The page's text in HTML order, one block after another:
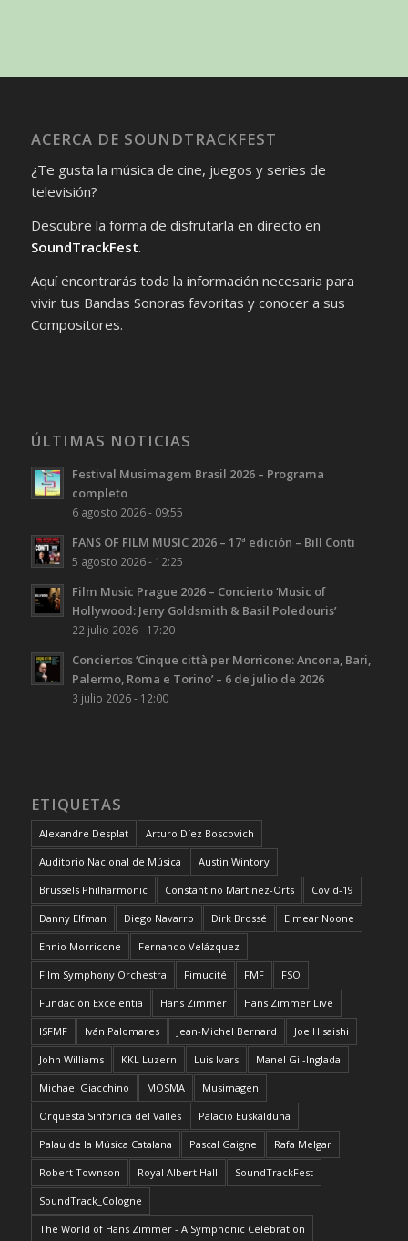
ACERCA DE SOUNDTRACKFEST
¿Te gusta la música de cine, juegos y series de
televisión?
Descubre la forma de disfrutarla en directo en
SoundTrackFest.
Aquí encontrarás toda la información necesaria para
vivir tus Bandas Sonoras favoritas y conocer a sus
Compositores.
ÚLTIMAS NOTICIAS
Festival Musimagem Brasil 2026 – Programa
completo
6 agosto 2026 - 09:55
FANS OF FILM MUSIC 2026 – 17ª edición – Bill Conti
5 agosto 2026 - 12:25
Film Music Prague 2026 – Concierto ‘Music of
Hollywood: Jerry Goldsmith & Basil Poledouris’
22 julio 2026 - 17:20
Conciertos ‘Cinque città per Morricone: Ancona, Bari,
Palermo, Roma e Torino’ – 6 de julio de 2026
3 julio 2026 - 12:00
ETIQUETAS
Alexandre Desplat Arturo Díez Boscovich
Auditorio Nacional de Música Austin Wintory
Brussels Philharmonic Constantino Martínez-Orts Covid-19
Danny Elfman Diego Navarro Dirk Brossé Eimear Noone
Ennio Morricone Fernando Velázquez
Film Symphony Orchestra Fimucité FMF FSO
Fundación Excelentia Hans Zimmer Hans Zimmer Live
ISFMF Iván Palomares Jean-Michel Bernard Joe Hisaishi
John Williams KKL Luzern Luis Ivars Manel Gil-Inglada
Michael Giacchino MOSMA Musimagen
Orquesta Sinfónica del Vallés Palacio Euskalduna
Palau de la Música Catalana Pascal Gaigne Rafa Melgar
Robert Townson Royal Albert Hall SoundTrackFest
SoundTrack_Cologne
The World of Hans Zimmer - A Symphonic Celebration